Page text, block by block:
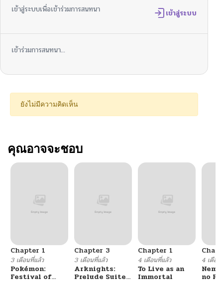
เข้าสู่ระบบเพื่อเข้าร่วมการสนทนา เข้าสู่ระบบ
เข้าร่วมการสนทนา...
ยังไม่มีความคิดเห็น
คุณอาจจะชอบ
Chapter 1
3 เดือนที่แล้ว
Pokémon:
Festival of
Chapter 3
3 เดือนที่แล้ว
Arknights:
Prelude Suite:
Chapter 1
4 เดือนที่แล้ว
To Live as an
Immortal
4 เดือน
no